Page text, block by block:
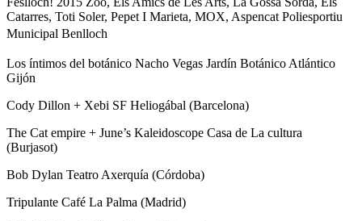
Catarres, Toti Soler, Pepet I Marieta, MOX, Aspencat Poliesportiu
Municipal Benlloch
Los íntimos del botánico Nacho Vegas Jardín Botánico Atlántico
Gijón
Cody Dillon + Xebi SF Heliogábal (Barcelona)
The Cat empire + June’s Kaleidoscope Casa de La cultura
(Burjasot)
Bob Dylan Teatro Axerquía (Córdoba)
Tripulante Café La Palma (Madrid)